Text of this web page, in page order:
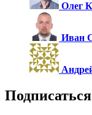
Олег
Иван